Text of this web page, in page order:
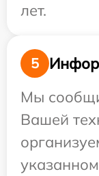
лет.
5
Мы
Вашей